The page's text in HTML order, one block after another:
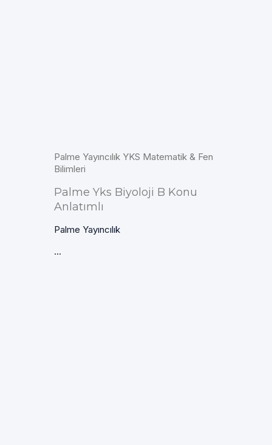
Palme Yayıncılık YKS Matematik & Fen
Bilimleri
Palme Yks Biyoloji B Konu
Anlatımlı
Palme Yayıncılık
...